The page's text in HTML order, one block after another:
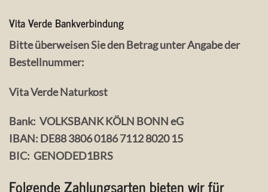
Vita Verde Bankverbindung
Bitte überweisen Sie den Betrag unter Angabe der
Bestellnummer:
Vita Verde Naturkost
Bank: VOLKSBANK KÖLN BONN eG
IBAN: DE88 3806 0186 7112 8020 15
BIC: GENODED1BRS
Folgende Zahlungsarten bieten wir für